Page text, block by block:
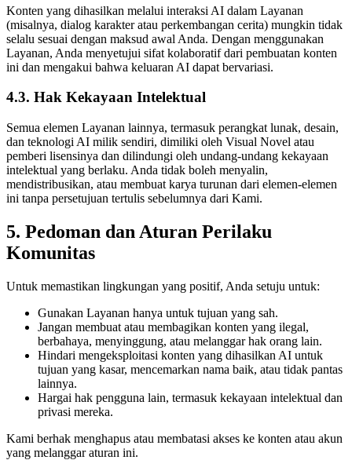
Konten yang dihasilkan melalui interaksi AI dalam Layanan
(misalnya, dialog karakter atau perkembangan cerita) mungkin tidak
selalu sesuai dengan maksud awal Anda. Dengan menggunakan
Layanan, Anda menyetujui sifat kolaboratif dari pembuatan konten
ini dan mengakui bahwa keluaran AI dapat bervariasi.
4.3. Hak Kekayaan Intelektual
Semua elemen Layanan lainnya, termasuk perangkat lunak, desain,
dan teknologi AI milik sendiri, dimiliki oleh Visual Novel atau
pemberi lisensinya dan dilindungi oleh undang-undang kekayaan
intelektual yang berlaku. Anda tidak boleh menyalin,
mendistribusikan, atau membuat karya turunan dari elemen-elemen
ini tanpa persetujuan tertulis sebelumnya dari Kami.
5. Pedoman dan Aturan Perilaku
Komunitas
Untuk memastikan lingkungan yang positif, Anda setuju untuk:
Gunakan Layanan hanya untuk tujuan yang sah.
Jangan membuat atau membagikan konten yang ilegal,
berbahaya, menyinggung, atau melanggar hak orang lain.
Hindari mengeksploitasi konten yang dihasilkan AI untuk
tujuan yang kasar, mencemarkan nama baik, atau tidak pantas
lainnya.
Hargai hak pengguna lain, termasuk kekayaan intelektual dan
privasi mereka.
Kami berhak menghapus atau membatasi akses ke konten atau akun
yang melanggar aturan ini.